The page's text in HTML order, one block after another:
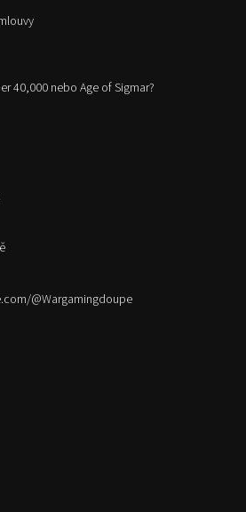
40,000 nebo Age of Sigmar?
@Wargamingdoupe